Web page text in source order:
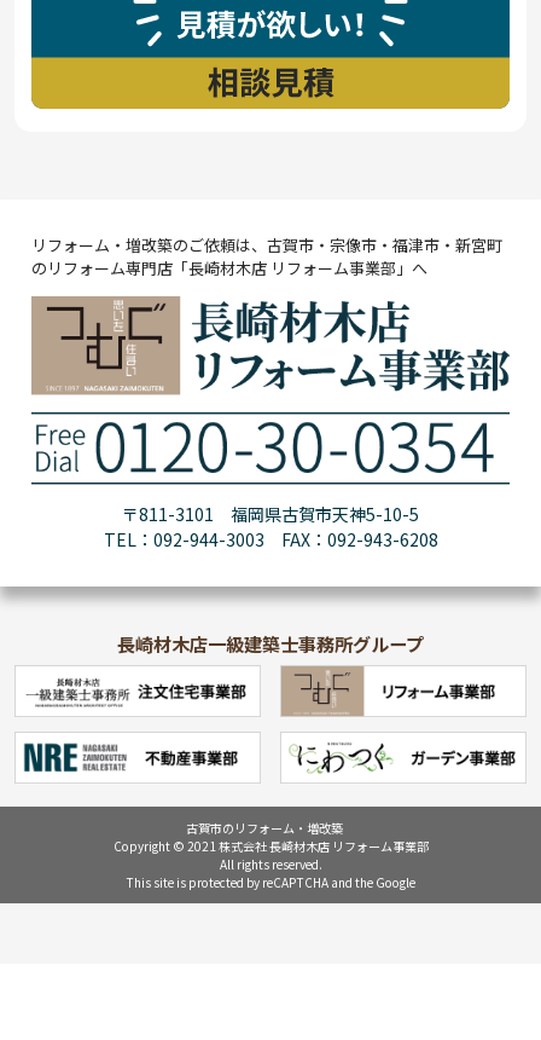
リフォーム・増改築のご依頼は、古賀市・宗像市・福津市・新宮町
のリフォーム専門店「長崎材木店 リフォーム事業部」へ
〒811-3101 福岡県古賀市天神5-10-5
TEL：092-944-3003 FAX：092-943-6208
長崎材木店一級建築士事務所グループ
古賀市のリフォーム・増改築
Copyright © 2021 株式会社 長崎材木店 リフォーム事業部
All rights reserved.
This site is protected by reCAPTCHA and the Google